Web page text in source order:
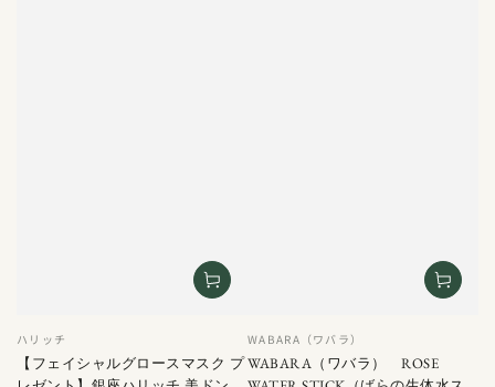
ベ
ン
ダ
ハリッチ
【フェイシャルグロースマスク プ
ベ
ン
ダ
WABARA（ワバラ）
WABARA（ワバラ） ROSE